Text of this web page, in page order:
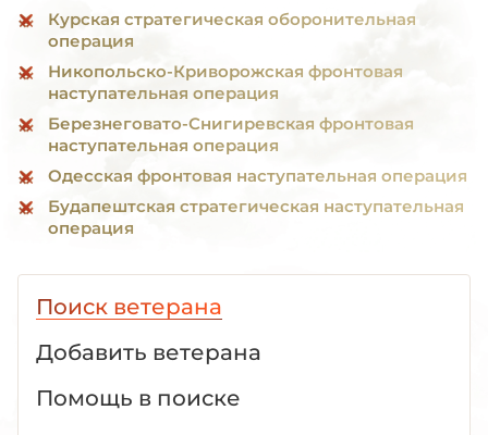
Курская стратегическая оборонительная
операция
Никопольско-Криворожская фронтовая
наступательная операция
Березнеговато-Снигиревская фронтовая
наступательная операция
Одесская фронтовая наступательная операция
Будапештская стратегическая наступательная
операция
Поиск ветерана
Добавить ветерана
Помощь в поиске